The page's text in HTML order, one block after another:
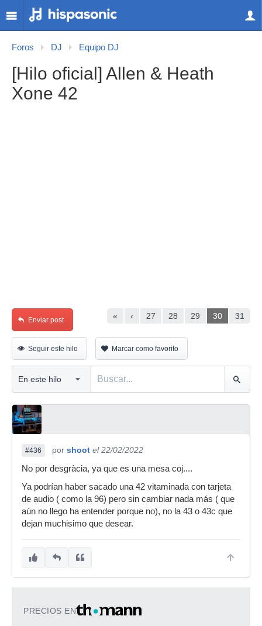
Foros DJ Equipo DJ
[Hilo oficial] Allen & Heath
Xone 42
« ‹ 27 28 29 30 31
Enviar post
Seguir este hilo Marcar como favorito
#436 por shoot el 22/02/2022
No por desgràcia, ya que es una mesa coj....
Ya podrían haber sacado una 42 vitaminada con tarjeta
de audio ( como la 96) pero sin cambiar nada más ( que
aún no llego ha entender porque no), no la 43 o 43c que
dejan muchisimo que desear.
PRECIOS EN